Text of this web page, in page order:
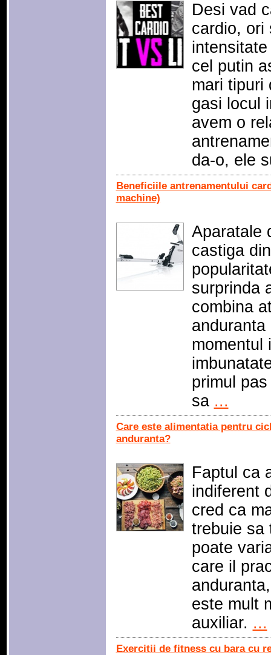
Desi vad
cardio, ori
cel putin
mari tipuri
gasi locul
avem o
da-o, ele
Beneficiile antrenamentului
machine)
Aparatale
castiga
surprinda
combina
momentul
primul
sa ...
Care este alimentatia pentru
anduranta?
Faptul ca
indiferent
cred ca
trebuie sa
poate
care il
este mult
auxiliar. ...
Exercitii de fitness cu bara cu